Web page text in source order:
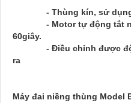
- Thùng kín, sử dụng
- Motor tự động tắt nếu
60giây.
- Điều chỉnh được độ
ra
Máy đai niềng thùng Model